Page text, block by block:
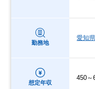
勤務地
愛知県
想定年収
450～